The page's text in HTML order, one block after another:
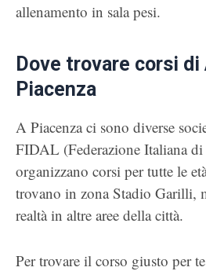
allenamento in sala pesi.
Dove trovare corsi
Piacenza
A Piacenza ci sono diverse
FIDAL (Federazione Italiana
organizzano corsi per tutte le
trovano in zona Stadio Garilli,
realtà in altre aree della città.
Per trovare il corso giusto per